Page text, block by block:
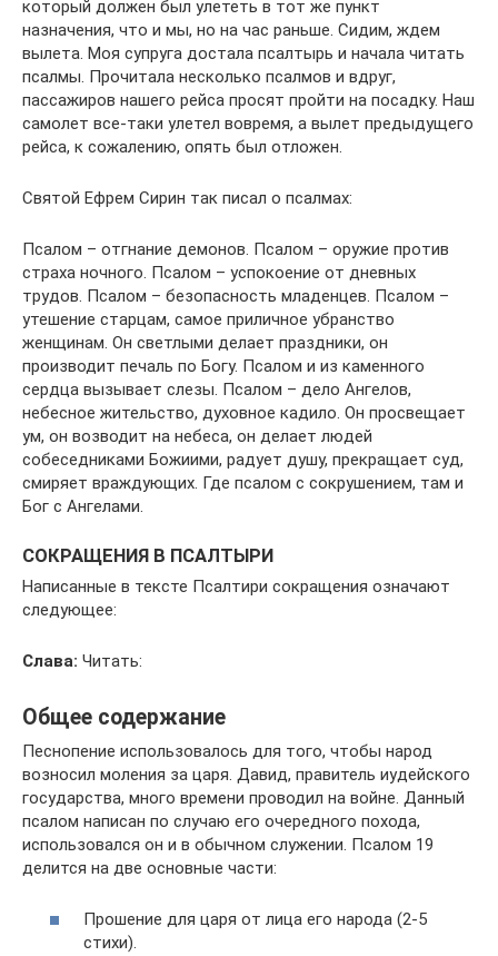
который должен был улететь в тот же пункт
назначения, что и мы, но на час раньше. Сидим, ждем
вылета. Моя супруга достала псалтырь и начала читать
псалмы. Прочитала несколько псалмов и вдруг,
пассажиров нашего рейса просят пройти на посадку. Наш
самолет все-таки улетел вовремя, а вылет предыдущего
рейса, к сожалению, опять был отложен.
Святой Ефрем Сирин так писал о псалмах:
Псалом – отгнание демонов. Псалом – оружие против
страха ночного. Псалом – успокоение от дневных
трудов. Псалом – безопасность младенцев. Псалом –
утешение старцам, самое приличное убранство
женщинам. Он светлыми делает праздники, он
производит печаль по Богу. Псалом и из каменного
сердца вызывает слезы. Псалом – дело Ангелов,
небесное жительство, духовное кадило. Он просвещает
ум, он возводит на небеса, он делает людей
собеседниками Божиими, радует душу, прекращает суд,
смиряет враждующих. Где псалом с сокрушением, там и
Бог с Ангелами.
СОКРАЩЕНИЯ В ПСАЛТЫРИ
Написанные в тексте Псалтири сокращения означают
следующее:
Слава: Читать:
Общее содержание
Песнопение использовалось для того, чтобы народ
возносил моления за царя. Давид, правитель иудейского
государства, много времени проводил на войне. Данный
псалом написан по случаю его очередного похода,
использовался он и в обычном служении. Псалом 19
делится на две основные части:
Прошение для царя от лица его народа (2-5
стихи).